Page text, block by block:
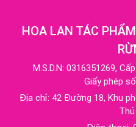
HOA LAN TÁC PHẨM
M.S.D.N: 0316351269,
Giấy phép
Địa chỉ: 42 Đường 18, Khu